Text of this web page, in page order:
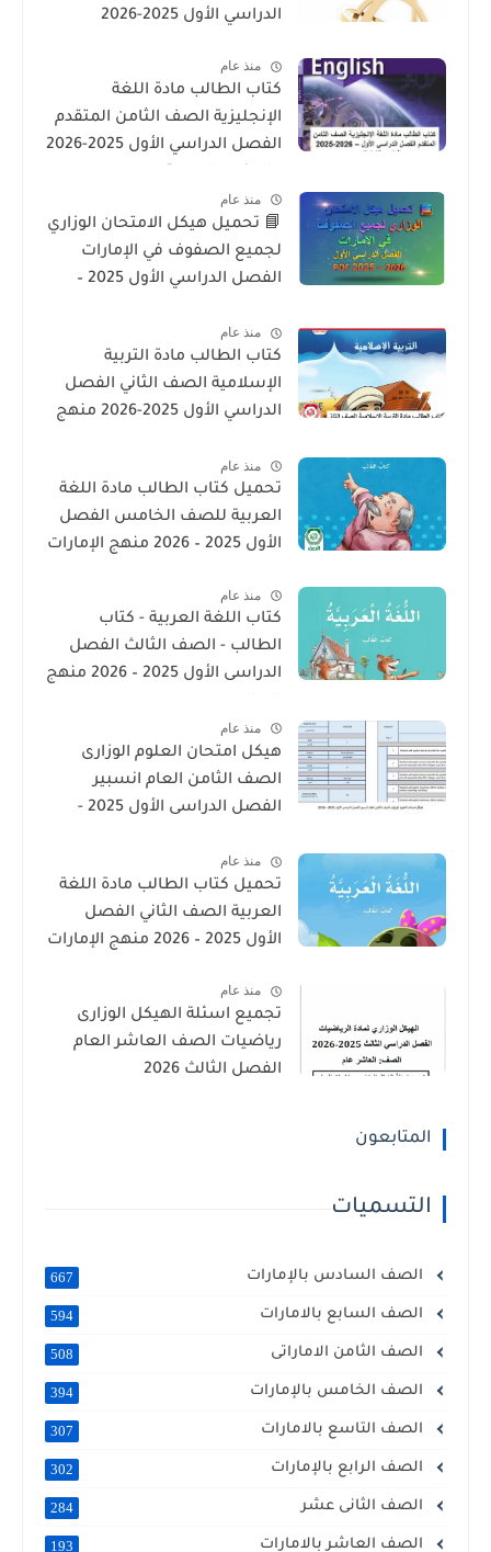
الدراسي الأول 2025-2026
منذ عام
كتاب الطالب مادة اللغة
الإنجليزية الصف الثامن المتقدم
الفصل الدراسي الأول 2025-2026
منذ عام
📘 تحميل هيكل الامتحان الوزاري
لجميع الصفوف في الإمارات
الفصل الدراسي الأول 2025 –
منذ عام
كتاب الطالب مادة التربية
الإسلامية الصف الثاني الفصل
الدراسي الأول 2025-2026 منهج
منذ عام
تحميل كتاب الطالب مادة اللغة
العربية للصف الخامس الفصل
الأول 2025 – 2026 منهج الإمارات
منذ عام
كتاب اللغة العربية - كتاب
الطالب - الصف الثالث الفصل
الدراسى الأول 2025 – 2026 منهج
منذ عام
هيكل امتحان العلوم الوزارى
الصف الثامن العام انسبير
الفصل الدراسى الأول 2025 -
منذ عام
تحميل كتاب الطالب مادة اللغة
العربية الصف الثاني الفصل
الأول 2025 – 2026 منهج الإمارات
منذ عام
تجميع اسئلة الهيكل الوزارى
رياضيات الصف العاشر العام
الفصل الثالث 2026
المتابعون
التسميات
الصف السادس بالإمارات 667
الصف السابع بالامارات 594
الصف الثامن الاماراتى 508
الصف الخامس بالإمارات 394
الصف التاسع بالامارات 307
الصف الرابع بالإمارات 302
الصف الثانى عشر 284
الصف العاشر بالامارات 193